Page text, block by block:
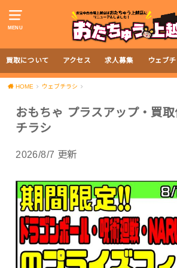
MENU
買取について アクセス 求人募集 ウェブ
HOME ウェブチラシ
おもちゃ プラスアップ・買
チラシ
2026/8/7 更新